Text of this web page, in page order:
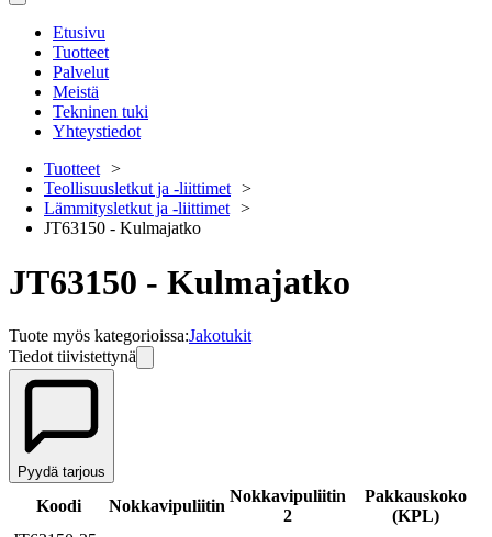
Etusivu
Tuotteet
Palvelut
Meistä
Tekninen tuki
Yhteystiedot
Tuotteet
Teollisuusletkut ja -liittimet
Lämmitysletkut ja -liittimet
JT63150 - Kulmajatko
JT63150 - Kulmajatko
Tuote myös kategorioissa:Jakotukit
Tiedot tiivistettynä
Pyydä tarjous
Koodi Nokkavipuliitin
Nokkavipuliitin
2
Pakkauskoko
(KPL)